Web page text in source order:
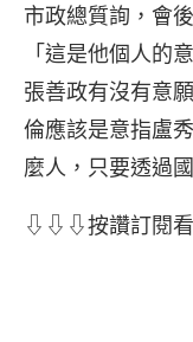
市政總質詢，會
「這是他個人的
張善政有沒有意
倫應該是意指盧
麼人，只要透過
⇩⇩⇩按讚訂閱